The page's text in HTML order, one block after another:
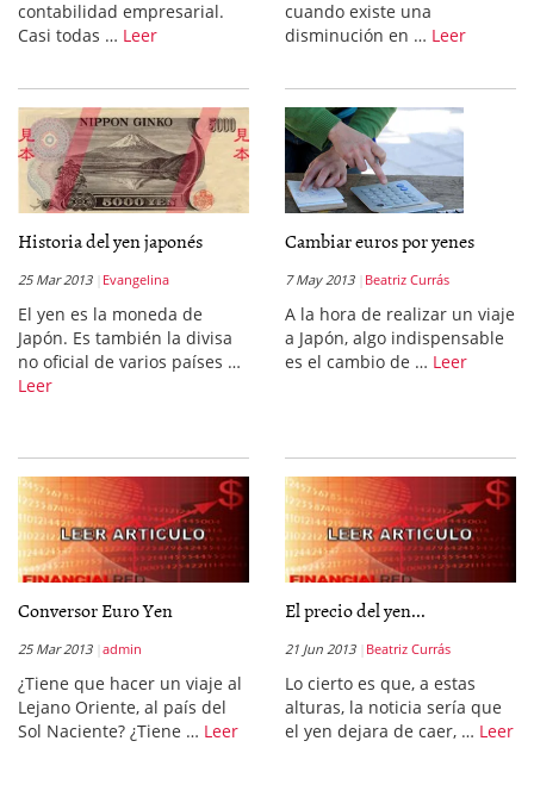
contabilidad empresarial.
Casi todas … Leer
cuando existe una
disminución en … Leer
Historia del yen japonés
25 Mar 2013 Evangelina
El yen es la moneda de
Japón. Es también la divisa
no oficial de varios países …
Leer
Cambiar euros por yenes
7 May 2013 Beatriz Currás
A la hora de realizar un viaje
a Japón, algo indispensable
es el cambio de … Leer
Conversor Euro Yen
25 Mar 2013 admin
¿Tiene que hacer un viaje al
Lejano Oriente, al país del
Sol Naciente? ¿Tiene … Leer
El precio del yen...
21 Jun 2013 Beatriz Currás
Lo cierto es que, a estas
alturas, la noticia sería que
el yen dejara de caer, … Leer